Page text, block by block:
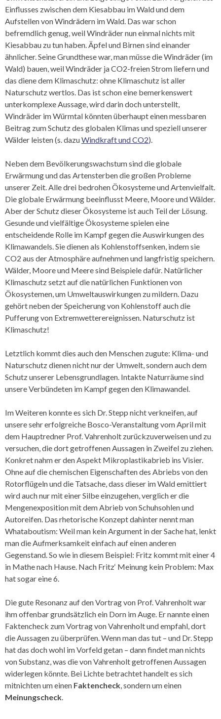
Einflusses zwischen dem Kiesabbau im Wald und dem
Aufstellen von Windrädern im Wald. Das war schon
befremdlich genug, weil Windräder nun einmal nichts mit
Kiesabbau zu tun haben. Äpfel und Birnen sind einander
ähnlicher. Seine Grundthese war, man müsse die Windräder (im
Wald) bauen, weil Windräder ja CO2-freien Strom liefern und
das diene dem Klimaschutz: ohne Klimaschutz ist aller
Naturschutz wertlos. Das ist schon eine bemerkenswert
unterkomplexe Aussage, wird darin doch unterstellt,
Windräder im Würmtal könnten überhaupt einen messbaren
Beitrag zum Schutz des globalen Klimas und speziell unserer
Wälder leisten (s. dazuWindkraft und CO2).
Neben dem Bevölkerungswachstum sind die globale
Erwärmung und das Artensterben die großen Probleme
unserer Zeit. Alle drei bedrohen Ökosysteme und Artenvielfalt.
Die globale Erwärmung beeinflusst Meere, Moore und Wälder.
Aber der Schutz dieser Ökosysteme ist auch Teil der Lösung.
Gesunde und vielfältige Ökosysteme spielen eine
entscheidende Rolle im Kampf gegen die Auswirkungen des
Klimawandels. Sie dienen als Kohlenstoffsenken, indem sie
CO2 aus der Atmosphäre aufnehmen und langfristig speichern.
Wälder, Moore und Meere sind Beispiele dafür. Natürlicher
Klimaschutz setzt auf die natürlichen Funktionen von
Ökosystemen, um Umweltauswirkungen zu mildern. Dazu
gehört neben der Speicherung von Kohlenstoff auch die
Pufferung von Extremwetterereignissen. Naturschutz ist
Klimaschutz!
Letztlich kommt dies auch den Menschen zugute: Klima- und
Naturschutz dienen nicht nur der Umwelt, sondern auch dem
Schutz unserer Lebensgrundlagen. Intakte Naturräume sind
unsere Verbündeten im Kampf gegen den Klimawandel.
Im Weiteren konnte es sich Dr. Stepp nicht verkneifen, auf
unsere sehr erfolgreiche Bosco-Veranstaltung vom April mit
dem Hauptredner Prof. Vahrenholt zurückzuverweisen und zu
versuchen, die dort getroffenen Aussagen in Zweifel zu ziehen.
Konkret nahm er den Aspekt Mikroplastikabrieb ins Visier.
Ohne auf die chemischen Eigenschaften des Abriebs von den
Rotorflügeln und die Tatsache, dass dieser im Wald emittiert
wird auch nur mit einer Silbe einzugehen, verglich er die
Mengenexposition mit dem Abrieb von Schuhsohlen und
Autoreifen. Das rhetorische Konzept dahinter nennt man
Whataboutism: Weil man kein Argument in der Sache hat, lenkt
man die Aufmerksamkeit einfach auf einen anderen
Gegenstand. So wie in diesem Beispiel: Fritz kommt mit einer 4
in Mathe nach Hause. Nach Fritz‘ Meinung kein Problem: Max
hat sogar eine 6.
Die gute Resonanz auf den Vortrag von Prof. Vahrenholt war
ihm offenbar grundsätzlich ein Dorn im Auge. Er nannte einen
Faktencheck zum Vortrag von Vahrenholt und empfahl, dort
die Aussagen zu überprüfen. Wenn man das tut – und Dr. Stepp
hat das doch wohl im Vorfeld getan – dann findet man nichts
von Substanz, was die von Vahrenholt getroffenen Aussagen
widerlegen könnte. Bei Lichte betrachtet handelt es sich
mitnichten um einen Faktencheck, sondern um einen
Meinungscheck.